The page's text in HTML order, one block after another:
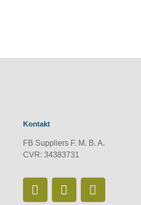
Kontakt
FB Suppliers F. M. B. A.
CVR: 34383731